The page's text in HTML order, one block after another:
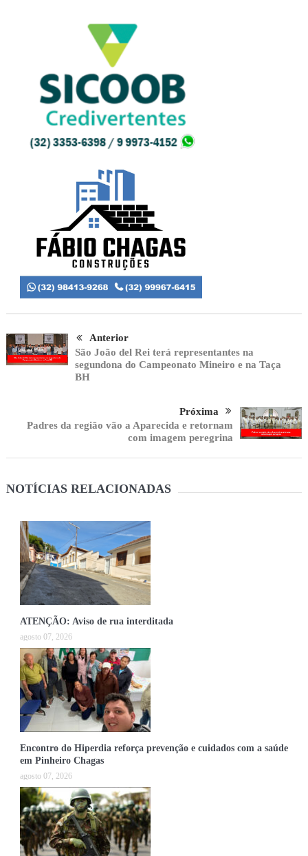
Anterior
São João del Rei terá representantes na
segundona do Campeonato Mineiro e na Taça
BH
Próxima
Padres da região vão a Aparecida e retornam
com imagem peregrina
NOTÍCIAS RELACIONADAS
ATENÇÃO: Aviso de rua interditada
agosto 07, 2026
Encontro do Hiperdia reforça prevenção e cuidados com a saúde
em Pinheiro Chagas
agosto 07, 2026